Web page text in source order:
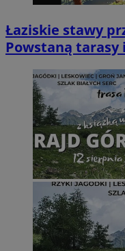
Łaziskie stawy
Powstaną tarasy